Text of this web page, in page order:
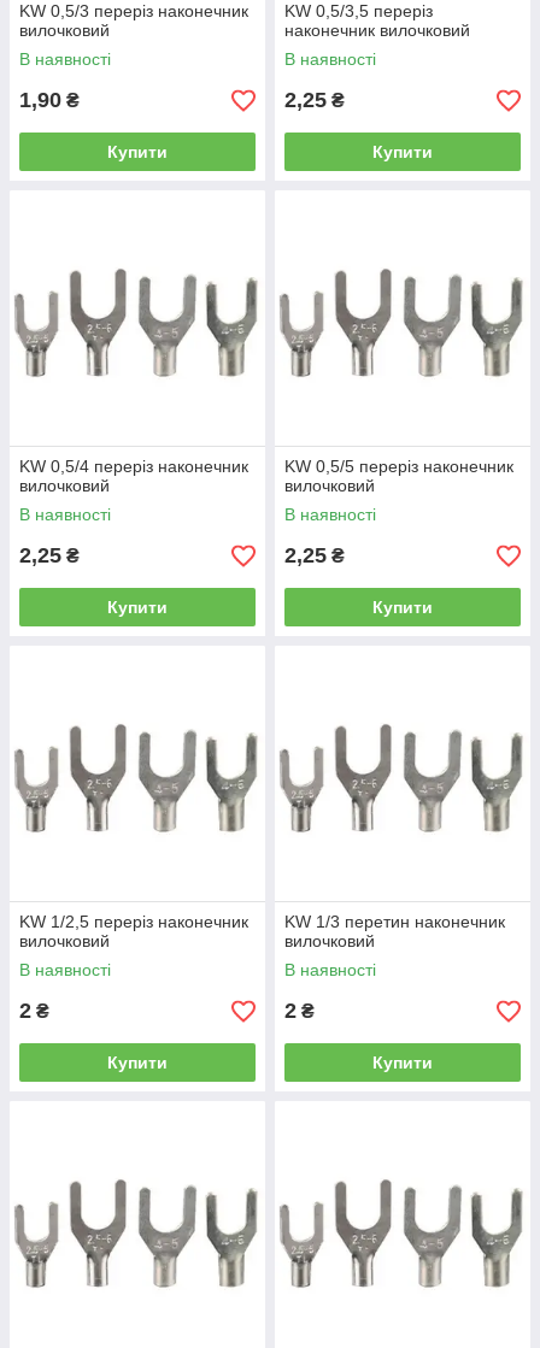
KW 0,5/3 переріз наконечник
вилочковий
В наявності
1,90 ₴
Купити
KW 0,5/3,5 переріз
наконечник вилочковий
В наявності
2,25 ₴
Купити
KW 0,5/4 переріз наконечник
вилочковий
В наявності
2,25 ₴
Купити
KW 0,5/5 переріз наконечник
вилочковий
В наявності
2,25 ₴
Купити
KW 1/2,5 переріз наконечник
вилочковий
В наявності
2 ₴
Купити
KW 1/3 перетин наконечник
вилочковий
В наявності
2 ₴
Купити